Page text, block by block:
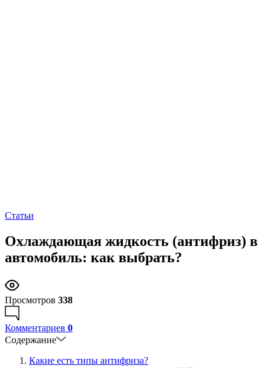
Статьи
Охлаждающая жидкость (антифриз) в
автомобиль: как выбрать?
Просмотров 338
Комментариев 0
Содержание
Какие есть типы антифриза?